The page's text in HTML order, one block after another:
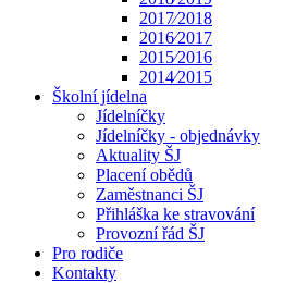
2017⁄2018
2016⁄2017
2015⁄2016
2014⁄2015
Školní jídelna
Jídelníčky
Jídelníčky - objednávky
Aktuality ŠJ
Placení obědů
Zaměstnanci ŠJ
Přihláška ke stravování
Provozní řád ŠJ
Pro rodiče
Kontakty